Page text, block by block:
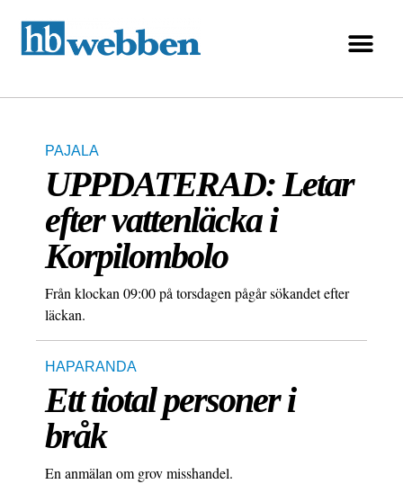
PAJALA
UPPDATERAD: Letar
efter vattenläcka i
Korpilombolo
Från klockan 09:00 på torsdagen pågår sökandet efter
läckan.
HAPARANDA
Ett tiotal personer i
bråk
En anmälan om grov misshandel.